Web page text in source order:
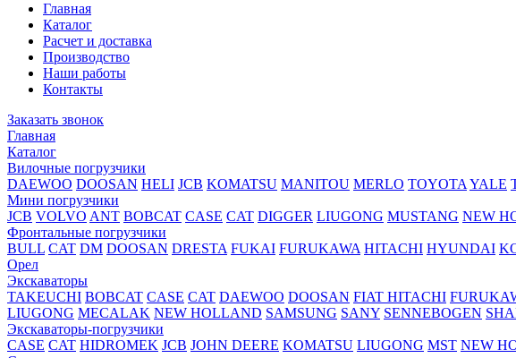
Главная
Каталог
Расчет и доставка
Производство
Наши работы
Контакты
Заказать звонок
Главная
Каталог
Вилочные погрузчики
DAEWOO DOOSAN HELI JCB KOMATSU MANITOU MERLO TOYOTA YALE
Мини погрузчики
JCB VOLVO ANT BOBCAT CASE CAT DIGGER LIUGONG MUSTANG NEW
Фронтальные погрузчики
BULL CAT DM DOOSAN DRESTA FUKAI FURUKAWA HITACHI HYUNDAI
Орел
Экскаваторы
TAKEUCHI BOBCAT CASE CAT DAEWOO DOOSAN FIAT HITACHI
LIUGONG MECALAK NEW HOLLAND SAMSUNG SANY SENNEBOGEN
Экскаваторы-погрузчики
CASE CAT HIDROМEK JCB JOHN DEERE KOMATSU LIUGONG MST NEW